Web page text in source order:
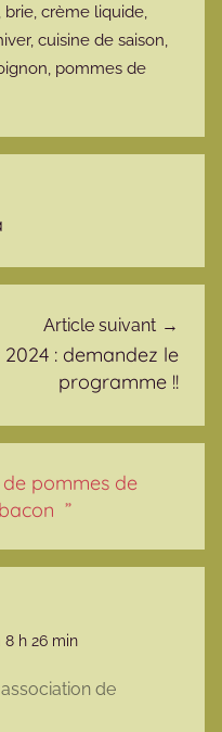
brie, crème liquide,
, cuisine de saison,
, pommes de
Article suivant
: demandez le
programme !!
pommes de
”
8 h 26 min
de